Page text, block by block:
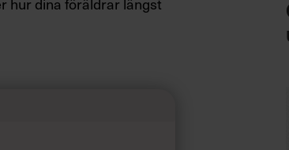
Min mor